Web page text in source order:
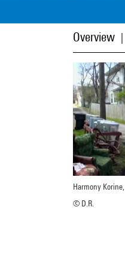
Overview
Harmony
© D.R.